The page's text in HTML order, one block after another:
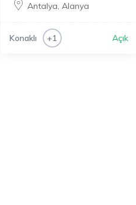
Antalya, Alanya
Konaklı +1 Açık